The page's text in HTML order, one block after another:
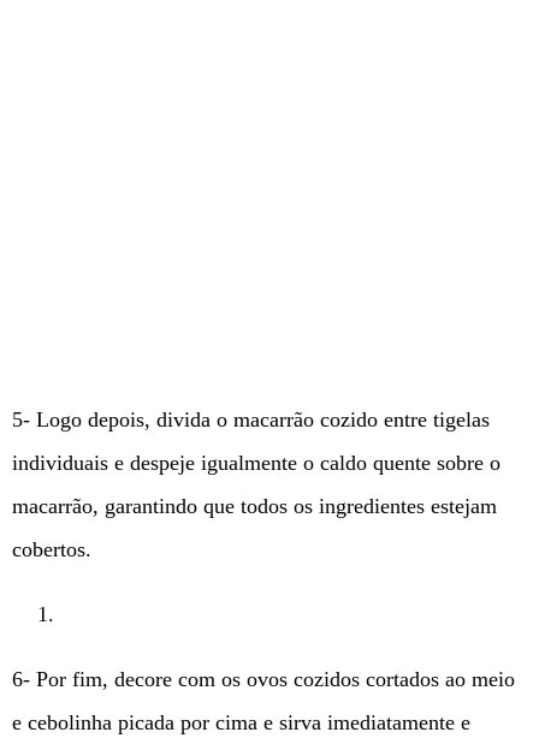
5- Logo depois, divida o macarrão cozido entre tigelas
individuais e despeje igualmente o caldo quente sobre o
macarrão, garantindo que todos os ingredientes estejam
cobertos.
6- Por fim, decore com os ovos cozidos cortados ao meio
e cebolinha picada por cima e sirva imediatamente e